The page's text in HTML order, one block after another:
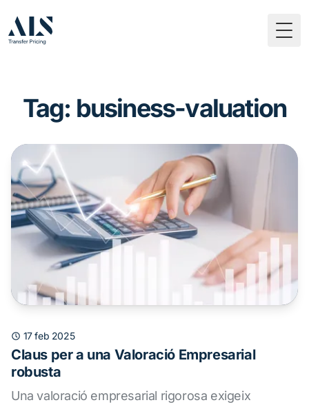
Tag: business-valuation
17 feb 2025
Claus per a una Valoració Empresarial
robusta
Una valoració empresarial rigorosa exigeix